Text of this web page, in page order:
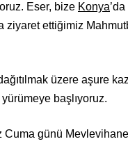
Eser, bize Konya
ziyaret ettiğimiz
üzere aşure
başlıyoruz.
Cuma günü